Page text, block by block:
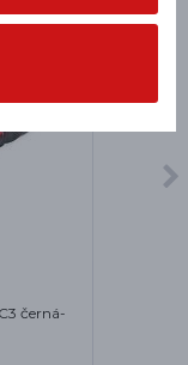
černá-